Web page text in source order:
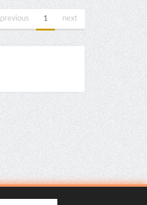
previous 1 next